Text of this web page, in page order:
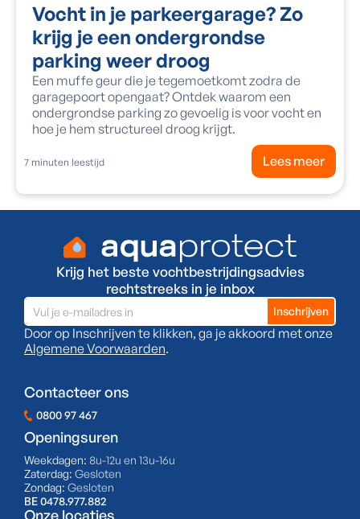
Vocht in je parkeergarage? Zo
krijg je een ondergrondse
parking weer droog
Een muffe geur die je tegemoetkomt zodra de
garagepoort opengaat? Ontdek waarom een
ondergrondse parking zo gevoelig is voor vocht en
hoe je hem structureel droog krijgt.
7 minuten leestijd Lees meer
Krijg het beste vochtbestrijdingsadvies
rechtstreeks in je inbox
Door op Inschrijven te klikken, ga je akkoord met onze
Algemene Voorwaarden.
Contacteer ons
0800 97 467
Openingsuren
Weekdagen: 8u-12u en 13u-16u
Zaterdag: Gesloten
Zondag: Gesloten
BE 0478.977.882
Onze locaties